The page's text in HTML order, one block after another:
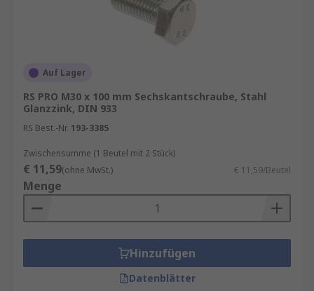
Auf Lager
RS PRO M30 x 100 mm Sechskantschraube, Stahl
Glanzzink, DIN 933
RS Best.-Nr. 193-3385
Zwischensumme (1 Beutel mit 2 Stück)
€ 11,59(ohne MwSt.) € 11,59/Beutel
Menge
Hinzufügen
Datenblätter